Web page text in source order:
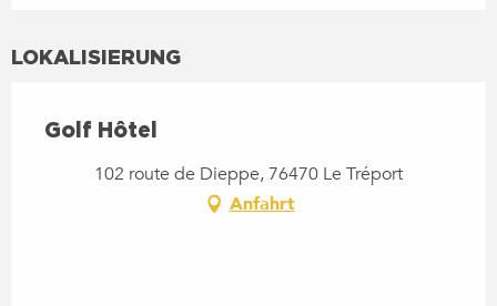
LOKALISIERUNG
Golf Hôtel
102 route de Dieppe, 76470 Le Tréport
Anfahrt